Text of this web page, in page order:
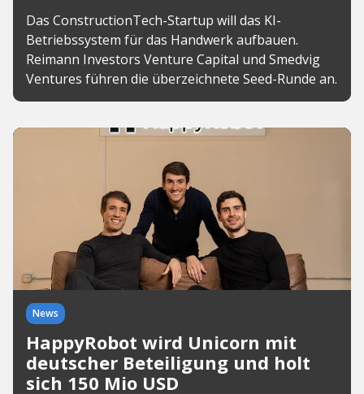
Das ConstructionTech-Startup will das KI-
Betriebssystem für das Handwerk aufbauen.
Reimann Investors Venture Capital und Smedvig
Ventures führen die überzeichnete Seed-Runde an.
News
HappyRobot wird Unicorn mit
deutscher Beteiligung und holt
sich 150 Mio USD